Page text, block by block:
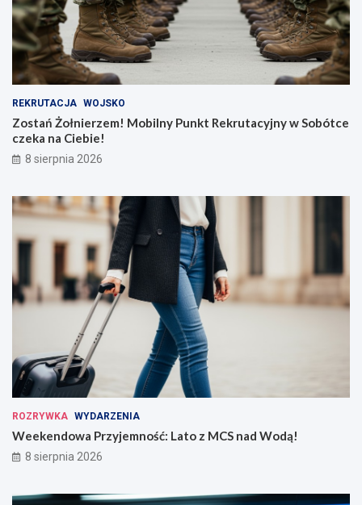
REKRUTACJA WOJSKO
Zostań Żołnierzem! Mobilny Punkt Rekrutacyjny w Sobótce
czeka na Ciebie!
8 sierpnia 2026
ROZRYWKA WYDARZENIA
Weekendowa Przyjemność: Lato z MCS nad Wodą!
8 sierpnia 2026